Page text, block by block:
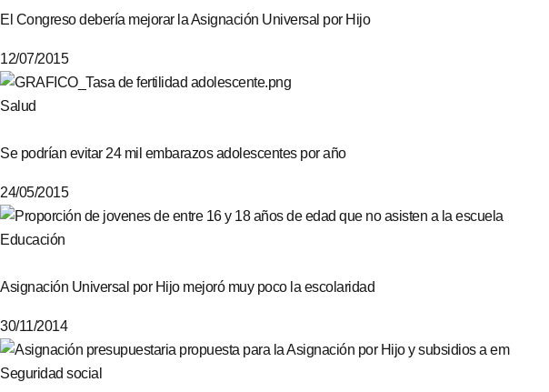
El Congreso debería mejorar la Asignación Universal por Hijo
12/07/2015
Salud
Se podrían evitar 24 mil embarazos adolescentes por año
24/05/2015
Educación
Asignación Universal por Hijo mejoró muy poco la escolaridad
30/11/2014
Seguridad social